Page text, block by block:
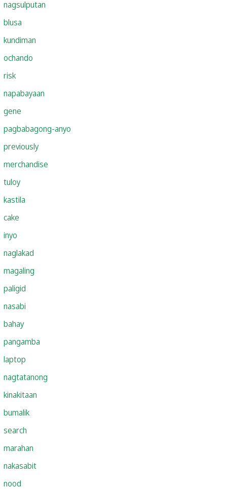
nagsulputan
blusa
kundiman
ochando
risk
napabayaan
gene
pagbabagong-anyo
previously
merchandise
tuloy
kastila
cake
inyo
naglakad
magaling
paligid
nasabi
bahay
pangamba
laptop
nagtatanong
kinakitaan
bumalik
search
marahan
nakasabit
nood